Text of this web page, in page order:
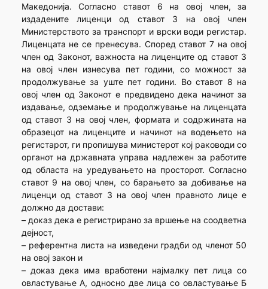
Македонија. Согласно ставот 6 на овој член, за
издадените лиценци од ставот 3 на овој член
Министерството за транспорт и врски води регистар.
Лиценцата не се пренесува. Според ставот 7 на овој
член од Законот, важноста на лиценците од ставот 3
на овој член изнесува пет години, со можност за
продолжување за уште пет години. Во ставот 8 на
овој член од Законот е предвидено дека начинот за
издавање, одземање и продолжување на лиценцата
од ставот 3 на овој член, формата и содржината на
образецот на лиценците и начинот на водењето на
регистарот, ги пропишува министерот кој раководи со
органот на државната управа надлежен за работите
од областа на уредувањето на просторот. Согласно
ставот 9 на овој член, со барањето за добивање на
лиценци од ставот 3 на овој член правното лице е
должно да достави:
– доказ дека е регистрирано за вршење на соодветна
дејност,
– референтна листа на изведени градби од членот 50
на овој закон и
– доказ дека има вработени најмалку пет лица со
овластување А, односно две лица со овластување Б